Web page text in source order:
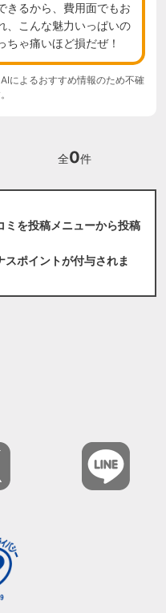
きるから、費用面でもお
、こんな魅力いっぱいの
ゃ痛いほど損だぜ！
によるおすすめ情報のため不確
全0件
ミを投稿メニューから投稿
ポイントが付与されま